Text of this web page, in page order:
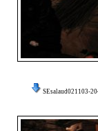
SEsalaud021103-